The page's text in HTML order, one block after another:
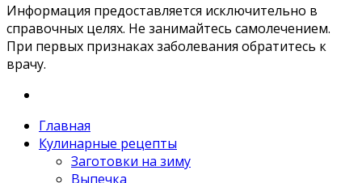
Информация предоставляется исключительно в
справочных целях. Не занимайтесь самолечением.
При первых признаках заболевания обратитесь к
врачу.
Главная
Кулинарные рецепты
Заготовки на зиму
Выпечка